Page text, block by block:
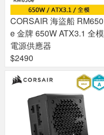
CORSAIR 海盜船 RM650
e 金牌 650W ATX3.1 全模
電源供應器
$2490